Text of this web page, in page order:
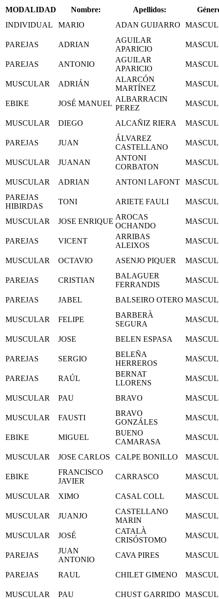
MODALIDAD Nombre: Apellidos:
INDIVIDUAL
MARIO ADAN GUIJARRO
PAREJAS ADRIAN
AGUILAR
APARICIO
PAREJAS ANTONIO
AGUILAR
APARICIO
MUSCULAR ADRIÁN
ALARCÓN
MARTÍNEZ
EBIKE JOSÉ MANUEL
ALBARRACIN
PEREZ
MUSCULAR DIEGO ALCAÑIZ RIERA
PAREJAS JUAN
ÁLVAREZ
CASTELLANO
MUSCULAR JUANAN
ANTONI
CORBATON
MUSCULAR ADRIAN ANTONI LAFONT
PAREJAS
HIBIRDAS
TONI ARIETE FAULI
MUSCULAR JOSE ENRIQUE
AROCAS
OCHANDO
PAREJAS VICENT
ARRIBAS
ALEIXOS
MUSCULAR OCTAVIO ASENJO PIQUER
PAREJAS CRISTIAN
BALAGUER
FERRANDIS
PAREJAS JABEL BALSEIRO OTERO
MUSCULAR FELIPE
BARBERÀ
SEGURA
MUSCULAR JOSE BELEN ESPASA
PAREJAS SERGIO
BELEÑA
HERREROS
PAREJAS RAÚL
BERNAT
LLORENS
MUSCULAR PAU BRAVO
MUSCULAR FAUSTI
BRAVO
GONZÁLES
EBIKE MIGUEL
BUENO
CAMARASA
MUSCULAR JOSE CARLOS CALPE BONILLO
EBIKE
FRANCISCO
JAVIER
CARRASCO
MUSCULAR XIMO CASAL COLL
MUSCULAR JUANJO
CASTELLANO
MARIN
MUSCULAR JOSÉ
CATALÀ
CRISÓSTOMO
PAREJAS
JUAN
ANTONIO
CAVA PIRES
PAREJAS RAUL CHILET GIMENO
MUSCULAR PAU CHUST GARRIDO